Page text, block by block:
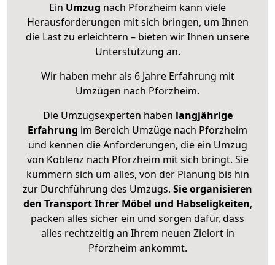
Ein Umzug nach Pforzheim kann viele
Herausforderungen mit sich bringen, um Ihnen
die Last zu erleichtern – bieten wir Ihnen unsere
Unterstützung an.
Wir haben mehr als 6 Jahre Erfahrung mit
Umzügen nach Pforzheim.
Die Umzugsexperten haben langjährige
Erfahrung im Bereich Umzüge nach Pforzheim
und kennen die Anforderungen, die ein Umzug
von Koblenz nach Pforzheim mit sich bringt. Sie
kümmern sich um alles, von der Planung bis hin
zur Durchführung des Umzugs. Sie organisieren
den Transport Ihrer Möbel und Habseligkeiten,
packen alles sicher ein und sorgen dafür, dass
alles rechtzeitig an Ihrem neuen Zielort in
Pforzheim ankommt.